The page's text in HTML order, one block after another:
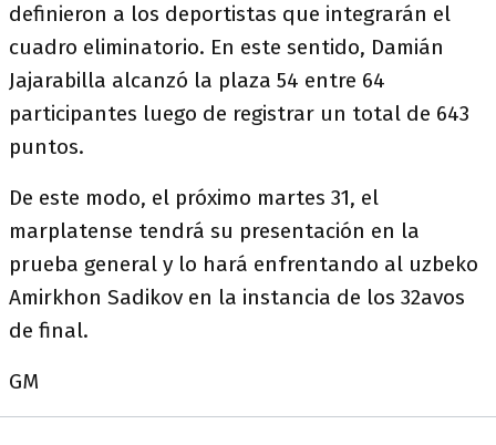
definieron a los deportistas que integrarán el
cuadro eliminatorio. En este sentido, Damián
Jajarabilla alcanzó la plaza 54 entre 64
participantes luego de registrar un total de 643
puntos.
De este modo, el próximo martes 31, el
marplatense tendrá su presentación en la
prueba general y lo hará enfrentando al uzbeko
Amirkhon Sadikov en la instancia de los 32avos
de final.
GM